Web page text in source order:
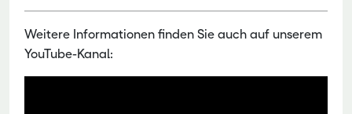
Weitere Informationen finden Sie auch auf unserem
YouTube-Kanal: